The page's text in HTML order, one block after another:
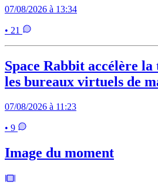
07/08/2026 à 13:34
• 21
Space Rabbit accélère
les bureaux virtuels de
07/08/2026 à 11:23
• 9
Image du moment